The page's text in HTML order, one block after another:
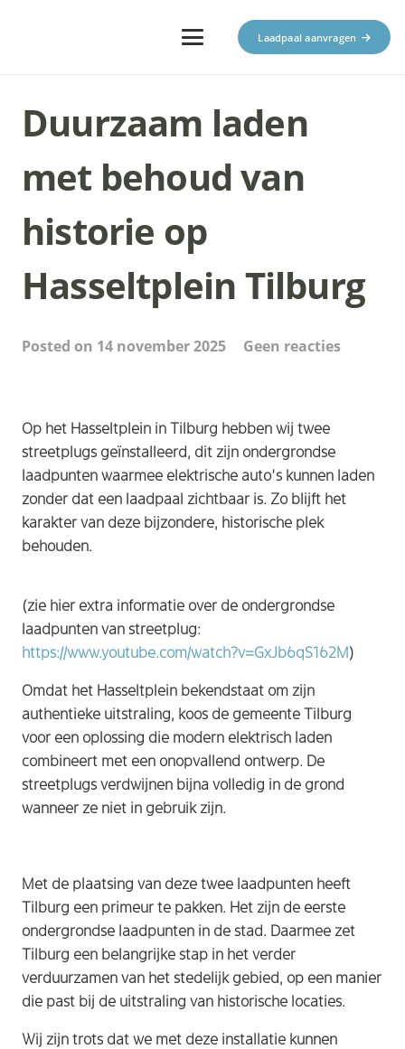
Laadpaal aanvragen
Duurzaam laden
met behoud van
historie op
Hasseltplein Tilburg
Posted on 14 november 2025 Geen reacties
Op het Hasseltplein in Tilburg hebben wij twee
streetplugs geïnstalleerd, dit zijn ondergrondse
laadpunten waarmee elektrische auto’s kunnen laden
zonder dat een laadpaal zichtbaar is. Zo blijft het
karakter van deze bijzondere, historische plek
behouden.
(zie hier extra informatie over de ondergrondse
laadpunten van streetplug:
https://www.youtube.com/watch?v=GxJb6qS162M)
Omdat het Hasseltplein bekendstaat om zijn
authentieke uitstraling, koos de gemeente Tilburg
voor een oplossing die modern elektrisch laden
combineert met een onopvallend ontwerp. De
streetplugs verdwijnen bijna volledig in de grond
wanneer ze niet in gebruik zijn.
Met de plaatsing van deze twee laadpunten heeft
Tilburg een primeur te pakken. Het zijn de eerste
ondergrondse laadpunten in de stad. Daarmee zet
Tilburg een belangrijke stap in het verder
verduurzamen van het stedelijk gebied, op een manier
die past bij de uitstraling van historische locaties.
Wij zijn trots dat we met deze installatie kunnen